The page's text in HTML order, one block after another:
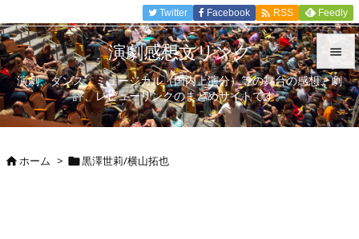


メニュ

Twitter Facebook  RSS Feedly
演劇感想文リンク
演劇、ダンス、ミュージカル（国内上演分）等の舞台の感想、劇
評、レビューリンクのまとめサイトです。
ホーム > 黒澤世莉/横山拓也